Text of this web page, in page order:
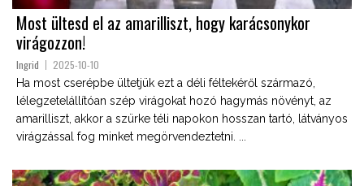
Most ültesd el az amarilliszt, hogy karácsonykor
virágozzon!
Ingrid 2025-10-10
Ha most cserépbe ültetjük ezt a déli féltekéről származó,
lélegzetelállítóan szép virágokat hozó hagymás növényt, az
amarilliszt, akkor a szürke téli napokon hosszan tartó, látványos
virágzással fog minket megörvendeztetni. ...